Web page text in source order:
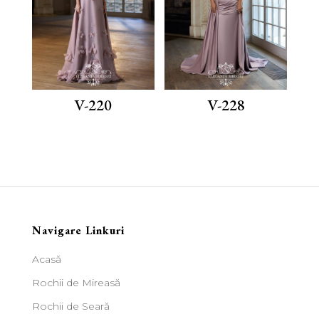
V-220 V-228
Navigare Linkuri
Acasă
Rochii de Mireasă
Rochii de Seară